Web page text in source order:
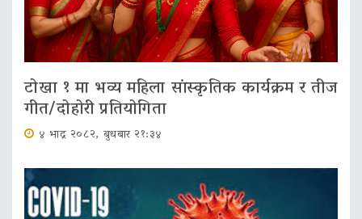
टोखा १ मा भव्य महिला सांस्कृतिक कार्यक्रम र तीज
गीत/दोहोरी प्रतियोगिता
४ भाद्र २०८२, बुधबार २१:३४